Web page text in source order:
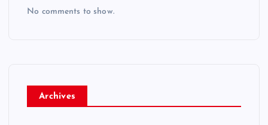
No comments to show.
Archives